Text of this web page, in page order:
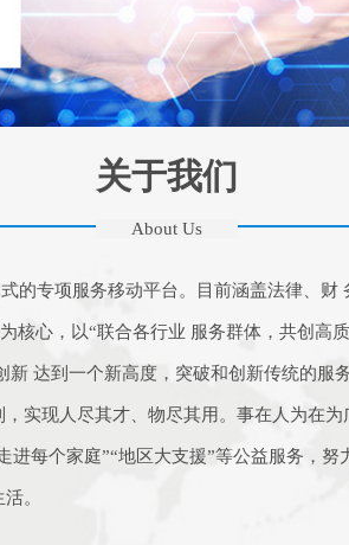
关于我们
About Us
的专项服务移动平台。目前涵盖法律、财
核心，以“联合各行业 服务群体，共创高
达到一个新高度，突破和创新传统的服
实现人尽其才、物尽其用。事在人为在为
每个家庭”“地区大支援”等公益服务，努
。